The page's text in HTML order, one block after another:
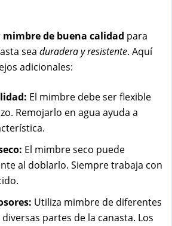
mimbre de buena calidad para
sea duradera y resistente. Aquí
adicionales:
El mimbre debe ser flexible
Remojarlo en agua ayuda a
El mimbre seco puede
al doblarlo. Siempre trabaja con
Utiliza mimbre de diferentes
partes de la canasta. Los